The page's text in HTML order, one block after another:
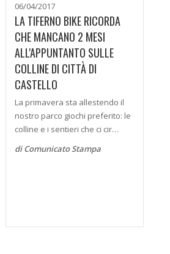
06/04/2017
LA TIFERNO BIKE RICORDA
CHE MANCANO 2 MESI
ALL'APPUNTANTO SULLE
COLLINE DI CITTÀ DI
CASTELLO
La primavera sta allestendo il
nostro parco giochi preferito: le
colline e i sentieri che ci cir…
di Comunicato Stampa